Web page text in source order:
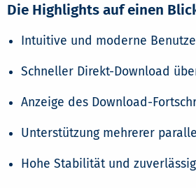
Die Highlights auf einen
Intuitive und moderne
Schneller Direkt-Download
Anzeige des Download-
Unterstützung mehrerer
Hohe Stabilität und